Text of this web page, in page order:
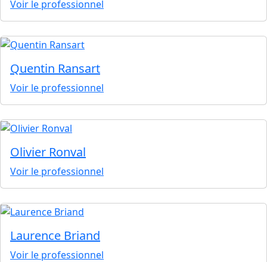
Voir le professionnel
Quentin Ransart
Voir le professionnel
Olivier Ronval
Voir le professionnel
Laurence Briand
Voir le professionnel